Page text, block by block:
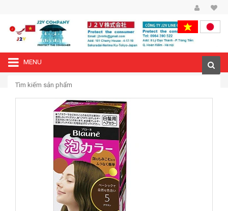
MENU
Thuốc nhuộm tóc Nhật Kao Blaune phủ bạc dạng bọt